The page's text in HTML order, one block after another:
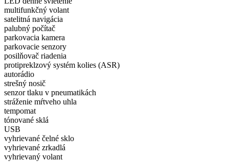
multifunkčný volant
satelitná navigácia
palubný počítač
parkovacia kamera
parkovacie senzory
posilňovač riadenia
protipreklzový systém kolies (ASR)
autorádio
strešný nosič
senzor tlaku v pneumatikách
stráženie mŕtveho uhla
tempomat
tónované sklá
USB
vyhrievané čelné sklo
vyhrievané zrkadlá
vyhrievaný volant